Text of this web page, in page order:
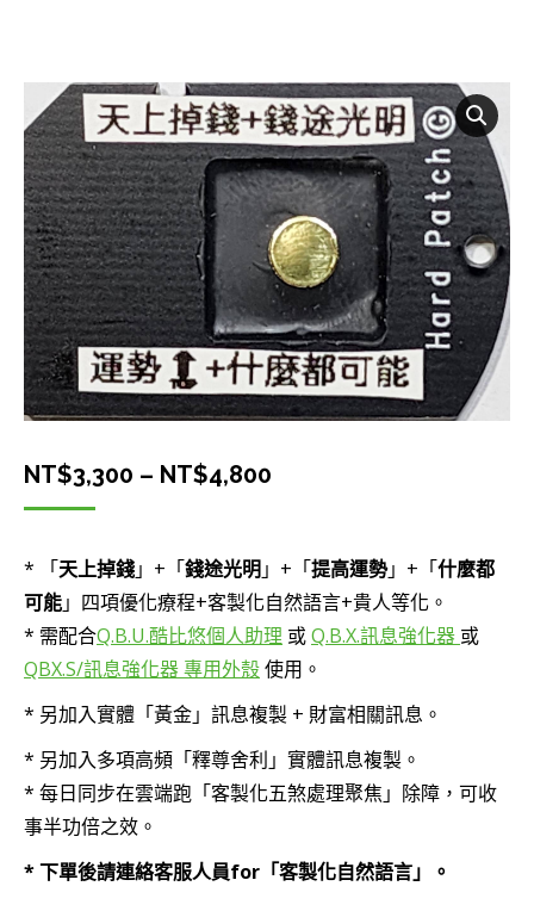
NT$3,300 – NT$4,800
圍：
NT$3,300
到
NT$4,800
* 「天上掉錢」+「錢途光明」+「提高運勢」+「什麼都
可能」四項優化療程+客製化自然語言+貴人等化。
* 需配合Q.B.U.酷比悠個人助理 或Q.B.X.訊息強化器 或
QBX.S/訊息強化器 專用外殼使用。
* 另加入實體「黃金」訊息複製 + 財富相關訊息。
* 另加入多項高頻「釋尊舍利」實體訊息複製。
* 每日同步在雲端跑「客製化五煞處理聚焦」除障，可收
事半功倍之效。
* 下單後請連絡客服人員for「客製化自然語言」。